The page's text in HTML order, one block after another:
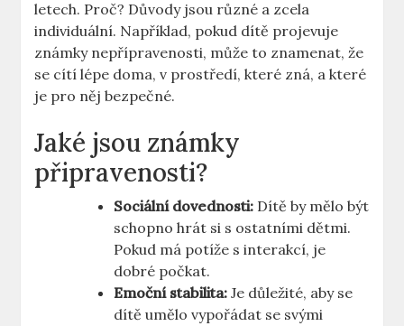
letech. Proč? Důvody jsou různé a zcela
individuální. Například, pokud dítě projevuje
známky nepřípravenosti, může to znamenat, že
se cítí lépe doma, v prostředí, které zná, a které
je pro něj bezpečné.
Jaké jsou známky
připravenosti?
Sociální dovednosti: Dítě by mělo být
schopno hrát si s ostatními dětmi.
Pokud má potíže s interakcí, je
dobré počkat.
Emoční stabilita: Je důležité, aby se
dítě umělo vypořádat se svými